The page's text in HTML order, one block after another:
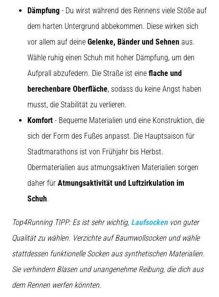
Superkompensation:
beeinflusst
Laufleistung?
Kohlenhydrat-
Superkompensation
Ausdauerleistung
steigert.
wirklich?
heraus,
woraus…
Artikel
anzeigen
Dämpfung - Du wirst während des Rennens viele Stöße auf
dem harten Untergrund abbekommen. Diese wirken sich
vor allem auf deine Gelenke, Bänder und Sehnen aus.
Wähle ruhig einen Schuh mit hoher Dämpfung, um den
Aufprall abzufedern. Die Straße ist eine flache und
berechenbare Oberfläche, sodass du keine Angst haben
musst, die Stabilität zu verlieren.
Komfort - Bequeme Materialien und eine Konstruktion, die
sich der Form des Fußes anpasst. Die Hauptsaison für
Stadtmarathons ist von Frühjahr bis Herbst.
Obermaterialien aus atmungsaktiven Materialien sorgen
daher für Atmungsaktivität und Luftzirkulation im
Schuh.
Top4Running TIPP: Es ist sehr wichtig, Laufsockenvon guter
Qualität zu wählen. Verzichte auf Baumwollsocken und wähle
stattdessen funktionelle Socken aus synthetischen Materialien.
Sie verhindern Blasen und unangenehme Reibung, die dich aus
dem Rennen werfen könnten.